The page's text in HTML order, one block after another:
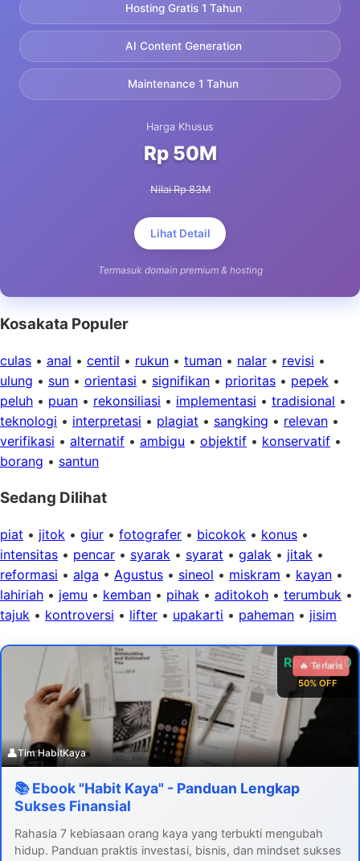
Hosting Gratis 1 Tahun
AI Content Generation
Maintenance 1 Tahun
Harga Khusus
Rp 50M
Nilai Rp 83M
Lihat Detail
Termasuk domain premium & hosting
Kosakata Populer
culas • anal • centil • rukun • tuman • nalar • revisi •
ulung • sun • orientasi • signifikan • prioritas • pepek •
peluh • puan • rekonsiliasi • implementasi • tradisional •
teknologi • interpretasi • plagiat • sangking • relevan •
verifikasi • alternatif • ambigu • objektif • konservatif •
borang • santun
Sedang Dilihat
piat • jitok • giur • fotografer • bicokok • konus •
intensitas • pencar • syarak • syarat • galak • jitak •
reformasi • alga • Agustus • sineol • miskram • kayan •
lahiriah • jemu • kemban • pihak • aditokoh • terumbuk •
tajuk • kontroversi • lifter • upakarti • paheman • jisim
Rp 99.000
50% OFF
🔥 Terlaris
👤Tim HabitKaya
📚 Ebook "Habit Kaya" - Panduan Lengkap
Sukses Finansial
Rahasia 7 kebiasaan orang kaya yang terbukti mengubah
hidup. Panduan praktis investasi, bisnis, dan mindset sukses